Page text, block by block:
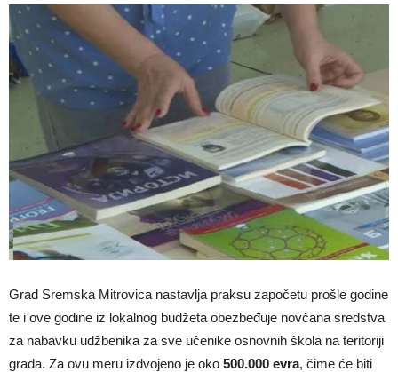
Grad Sremska Mitrovica nastavlja praksu započetu prošle godine
te i ove godine iz lokalnog budžeta obezbeđuje novčana sredstva
za nabavku udžbenika za sve učenike osnovnih škola na teritoriji
grada. Za ovu meru izdvojeno je oko 500.000 evra, čime će biti